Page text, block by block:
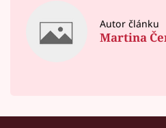
Autor článku
Martina